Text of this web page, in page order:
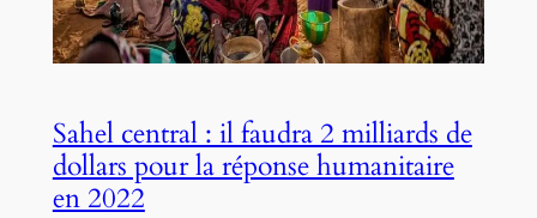
Sahel central : il faudra 2 milliards de
dollars pour la réponse humanitaire
en 2022